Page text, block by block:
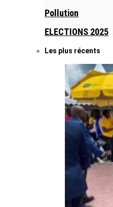
Pollution
ELECTIONS 2025
Les plus récents